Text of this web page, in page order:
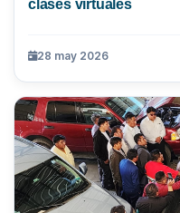
clases virtuales
28 may 2026